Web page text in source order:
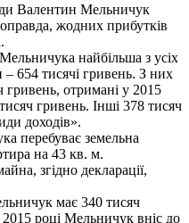
Валентин Мельничук
жодних прибутків
найбільша з усіх
– 654 тисячі гривень. З них
гривень, отримані у 2015
гривень. Інші 378 тисяч
доходів».
перебуває земельна
на 43 кв. м.
згідно декларації,
має 340 тисяч
році Мельничук вніс до